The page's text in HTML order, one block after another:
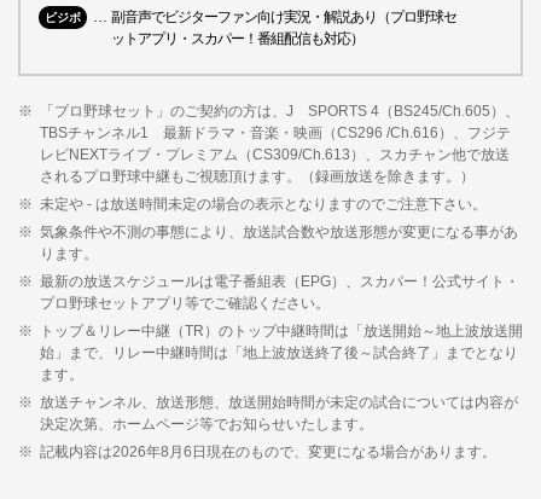
ビジボ
副音声でビジターファン向け実況・解説あり（プロ野球セ
ットアプリ・スカパー！番組配信も対応）
「プロ野球セット」のご契約の方は、J SPORTS 4（BS245/Ch.605）、
TBSチャンネル1 最新ドラマ・音楽・映画（CS296 /Ch.616）、フジテ
レビNEXTライブ・プレミアム（CS309/Ch.613）、スカチャン他で放送
されるプロ野球中継もご視聴頂けます。（録画放送を除きます。）
未定や - は放送時間未定の場合の表示となりますのでご注意下さい。
気象条件や不測の事態により、放送試合数や放送形態が変更になる事があ
ります。
最新の放送スケジュールは電子番組表（EPG）、スカパー！公式サイト・
プロ野球セットアプリ等でご確認ください。
トップ＆リレー中継（TR）のトップ中継時間は「放送開始～地上波放送開
始」まで、リレー中継時間は「地上波放送終了後～試合終了」までとなり
ます。
放送チャンネル、放送形態、放送開始時間が未定の試合については内容が
決定次第、ホームページ等でお知らせいたします。
記載内容は2026年8月6日現在のもので、変更になる場合があります。